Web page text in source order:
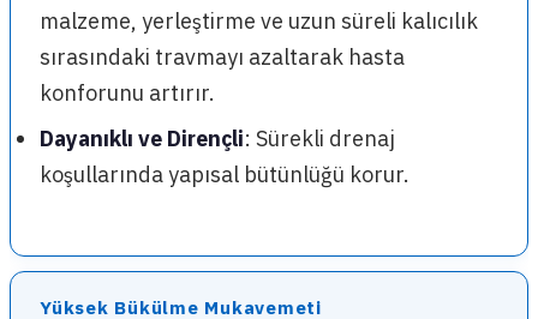
malzeme, yerleştirme ve uzun süreli kalıcılık
sırasındaki travmayı azaltarak hasta
konforunu artırır.
Dayanıklı ve Dirençli: Sürekli drenaj
koşullarında yapısal bütünlüğü korur.
Yüksek Bükülme Mukavemeti